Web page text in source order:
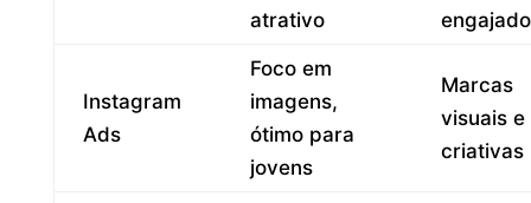
atrativo
engajado
Instagram
Ads
Foco em
imagens,
ótimo para
jovens
Marcas
visuais e
criativas